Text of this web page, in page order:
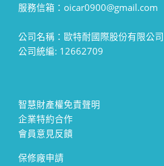
服務信箱：oicar0900@gmail.com
公司名稱：歐特耐國際股份有限公司
公司統編: 12662709
智慧財產權免責聲明
企業特約合作
會員意見反饋
保修廠申請